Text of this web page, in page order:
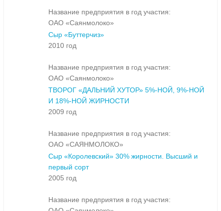
Название предприятия в год участия:
ОАО «Саянмолоко»
Сыр «Буттерчиз»
2010 год
Название предприятия в год участия:
ОАО «Саянмолоко»
ТВОРОГ «ДАЛЬНИЙ ХУТОР» 5%-НОЙ, 9%-НОЙ
И 18%-НОЙ ЖИРНОСТИ
2009 год
Название предприятия в год участия:
ОАО «САЯНМОЛОКО»
Сыр «Королевский» 30% жирности. Высший и
первый сорт
2005 год
Название предприятия в год участия: